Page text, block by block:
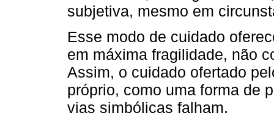
subjetiva, mesmo em
Esse modo de cuidado
em máxima fragilidade, não
Assim, o cuidado ofertado
próprio, como uma forma de
vias simbólicas falham.